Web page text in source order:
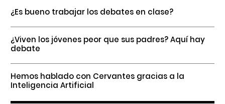
¿Es bueno trabajar los debates en clase?
¿Viven los jóvenes peor que sus padres? Aquí hay
debate
Hemos hablado con Cervantes gracias a la
Inteligencia Artificial